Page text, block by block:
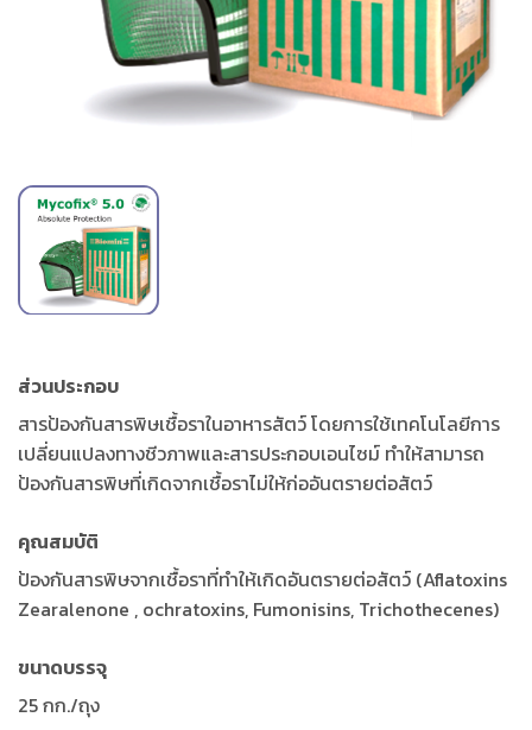
ส่วนประกอบ
สารป้องกันสารพิษเชื้อราในอาหารสัตว์ โดยการใช้เทคโนโลยีการ
เปลี่ยนแปลงทางชีวภาพและสารประกอบเอนไซม์ ทำให้สามารถ
ป้องกันสารพิษที่เกิดจากเชื้อราไม่ให้ก่ออันตรายต่อสัตว์
คุณสมบัติ
ป้องกันสารพิษจากเชื้อราที่ทำให้เกิดอันตรายต่อสัตว์ (Aflatoxins
Zearalenone , ochratoxins, Fumonisins, Trichothecenes)
ขนาดบรรจุ
25 กก./ถุง